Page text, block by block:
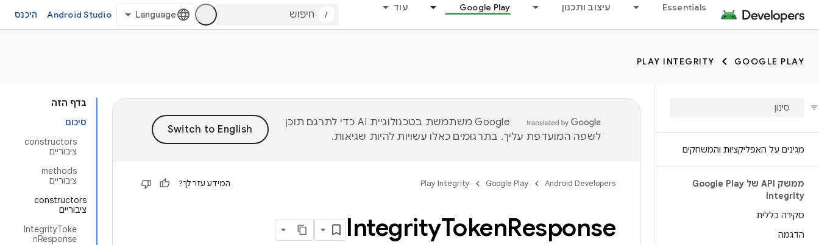
Essentials עיצוב ותכנון Google Play עוד
/
Android Studio היכנס
GOOGLE PLAY
PLAY INTEGRITY
מגינים על האפליקציות והמשחקים
ממשק API של Google Play
Integrity
סקירה כללית
הדגמה
בדף הזה
סיכום
‫constructors
ציבוריים
‫methods
ציבוריים
‫constructors
ציבוריים
IntegrityToke
nResponse
‫Google משתמשת בטכנולוגיית AI כדי לתרגם תוכן
לשפה המועדפת עליך. בתרגומים כאלו עשויות להיות שגיאות.
Android Developers
Google Play
Play Integrity המידע עזר לך?
IntegrityTokenResponse